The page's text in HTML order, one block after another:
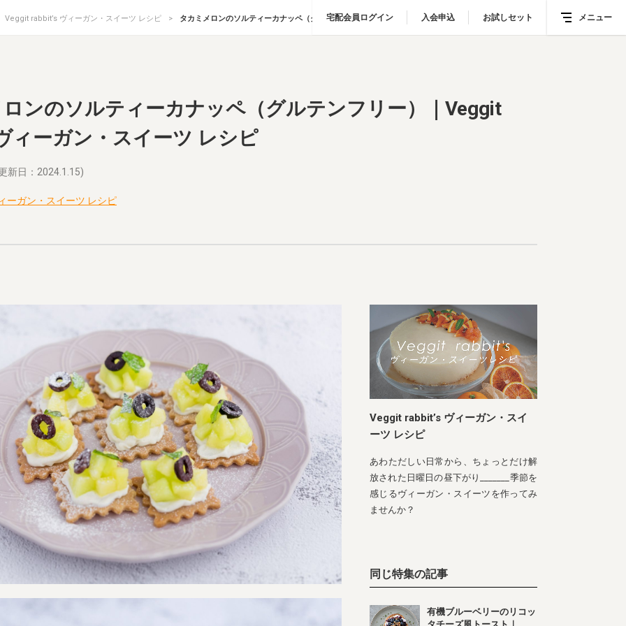
宅配会員ログイン 入会申込 お試しセット メニュー
宅配会員ログイン 入会申込 お試しセット メニュー
Veggit rabbit’s ヴィーガン・スイーツ レシピ タカミメロンのソルティーカナッペ（グルテンフリー）｜Veggit rabbit’s ヴィーガン・スイーツ レシピ
ンのソルティーカナッペ（グルテンフリー）｜Veggit
ィーガン・スイーツ レシピ
新日：2024.1.15)
ーガン・スイーツ レシピ
Veggit rabbit’s ヴィーガン・スイ
ーツ レシピ
あわただしい日常から、ちょっとだけ解
放された日曜日の昼下がり_______季節を
感じるヴィーガン・スイーツを作ってみ
ませんか？
同じ特集の記事
有機ブルーベリーのリコッ